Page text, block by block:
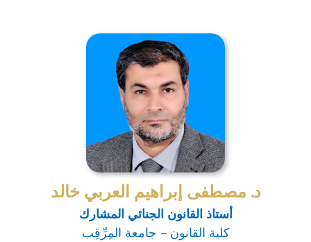
د. مصطفى إبراهيم العربي خالد
أستاذ القانون الجنائي المشارك
كلية القانون – جامعة المِرِّقِب